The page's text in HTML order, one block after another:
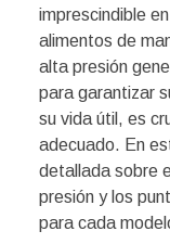
imprescindible
alimentos de
alta presión
para garantizar
su vida útil, es
adecuado. En
detallada sobre
presión y los
para cada